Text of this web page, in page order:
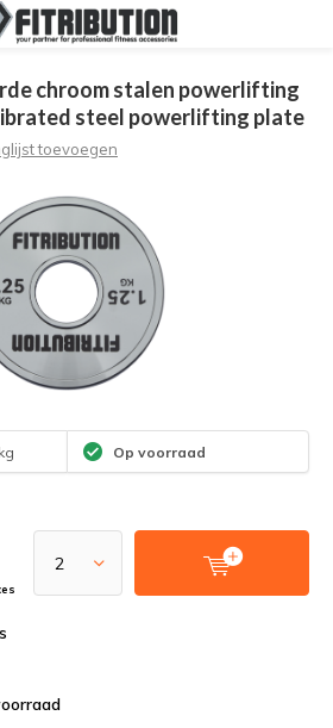
chroom stalen powerlifting
steel powerlifting plate
toevoegen
Op voorraad